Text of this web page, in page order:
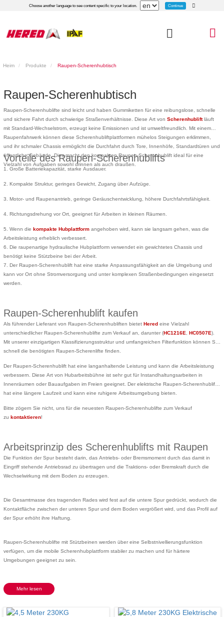
Choose another language to see content specific to your location. Continue
Heim Produkte Raupen-Scherenhubtisch
Raupen-Scherenhubtisch
Raupen-Scherenhublifte sind leicht und haben Gummiketten für eine reibungslose, schnelle
und sichere Fahrt durch schwierige Straßenverhältnisse. Diese Art von Scherenhubliftläuft
mit Standard-Wechselstrom, erzeugt keine Emissionen und ist umweltfreundlich. Mit einem
Raupenfahrwerk können diese Scherenhubliftplattformen mühelos Steigungen erklimmen,
und ihr schmaler Chassis ermöglicht die Durchfahrt durch Tore, Innenhöfe, Standardtüren und
öffentliche Gebäude. Dies macht den kompakten Raupen-Scherenhublift ideal für eine
Vielzahl von Aufgaben sowohl drinnen als auch draußen.
Vorteile des Raupen-Scherenhublifts
1. Große Batteriekapazität, starke Ausdauer.
2. Kompakte Struktur, geringes Gewicht, Zugang über Aufzüge.
3. Motor- und Raupenantrieb, geringe Geräuschentwicklung, höhere Durchfahrtsfähigkeit.
4. Richtungsdrehung vor Ort, geeignet für Arbeiten in kleinen Räumen.
5. Wenn die kompakte Hubplattform angehoben wird, kann sie langsam gehen, was die
Arbeitsleistung erheblich verbessert.
6. Die raupenartige hydraulische Hubplattform verwendet ein gewichtetes Chassis und
benötigt keine Stützbeine bei der Arbeit.
7. Der Raupen-Scherenhublift hat eine starke Anpassungsfähigkeit an die Umgebung und
kann vor Ort ohne Stromversorgung und unter komplexen Straßenbedingungen eingesetzt
werden.
Raupen-Scherenhublift kaufen
Als führender Lieferant von Raupen-Scherenhubliften bietet Hered eine Vielzahl
unterschiedlicher Raupen-Scherenhublifte zum Verkauf an, darunter (HC1216E HC0507E).
Mit unserer einzigartigen Klassifizierungsstruktur und umfangreichen Filterfunktion können Sie
schnell die benötigten Raupen-Scherenlifte finden.
Der Raupen-Scherenhublift hat eine langanhaltende Leistung und kann die Arbeitsleistung
verbessern. Diese Art von Hubarbeitsbühne ist sehr gut für Instandhaltungsarbeiten in
Innenräumen oder Bauaufgaben im Freien geeignet. Der elektrische Raupen-Scherenhublift
hat eine längere Laufzeit und kann eine ruhigere Arbeitsumgebung bieten.
Bitte zögern Sie nicht, uns für die neuesten Raupen-Scherenhublifte zum Verkauf
zu kontaktieren!
Arbeitsprinzip des Scherenhublifts mit Raupen
Die Funktion der Spur besteht darin, das Antriebs- oder Bremsmoment durch das damit in
Eingriff stehende Antriebsrad zu übertragen und die Traktions- oder Bremskraft durch die
Wechselwirkung mit dem Boden zu erzeugen.
Die Gesamtmasse des tragenden Rades wird fest auf die untere Spur gedrückt, wodurch die
Kontaktfläche zwischen der unteren Spur und dem Boden vergrößert wird, und das Profil auf
der Spur erhöht ihre Haftung.
Raupen-Scherenhublifte mit Stützbeinen werden über eine Selbstnivellierungsfunktion
verfügen, um die mobile Scherenhubplattform stabiler zu machen und für härtere
Umgebungen geeignet zu sein.
Mehr lesen